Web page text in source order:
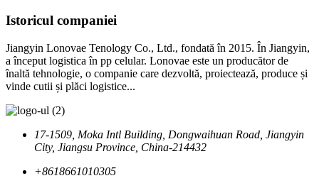
Istoricul companiei
Jiangyin Lonovae Tenology Co., Ltd., fondată în 2015. În Jiangyin,
a început logistica în pp celular. Lonovae este un producător de
înaltă tehnologie, o companie care dezvoltă, proiectează, produce și
vinde cutii și plăci logistice...
17-1509, Moka Intl Building, Dongwaihuan Road, Jiangyin
City, Jiangsu Province, China-214432
+8618661010305